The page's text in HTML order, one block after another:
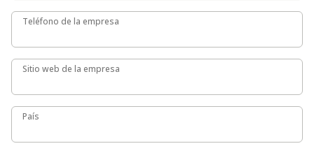
Teléfono de la empresa
Teléfono de la empresa
Sitio web de la empresa
Sitio web de la empresa
PaísPaís